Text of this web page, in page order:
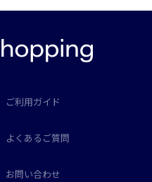
ご利用ガイド
よくあるご質問
お問い合わせ